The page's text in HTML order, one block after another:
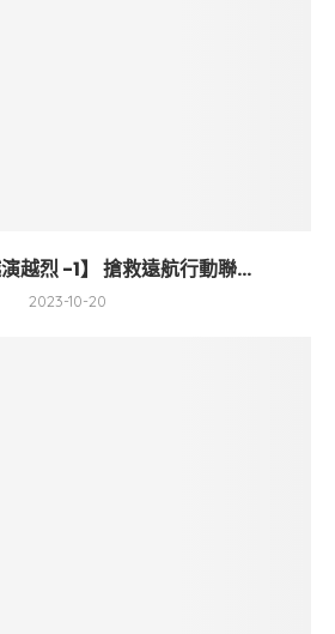
演越烈 -1】 搶救遠航行動聯...
2023-10-20